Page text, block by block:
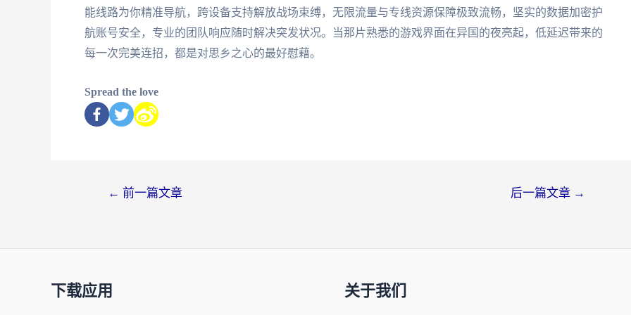
能线路为你精准导航，跨设备支持解放战场束缚，无限流量与专线资源保障极致流畅，坚实的数据加密护
航账号安全，专业的团队响应随时解决突发状况。当那片熟悉的游戏界面在异国的夜亮起，低延迟带来的
每一次完美连招，都是对思乡之心的最好慰藉。
Spread the love
← 前一篇文章 后一篇文章 →
下载应用 关于我们